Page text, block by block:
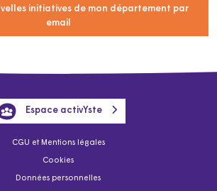
initiatives de mon département par
email
CGU et Mentions légales
Cookies
Données personnelles
Espace activYste